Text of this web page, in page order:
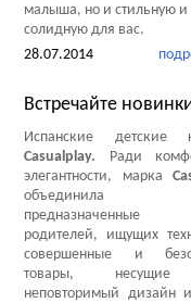
малыша, но и стильную и
солидную для вас.
28.07.2014
Встречайте
Испанские детские
Casualplay. Ради
элегантности, марка
объединила
родителей, ищущих
совершенные и
товары, несущие
неповторимый дизайн